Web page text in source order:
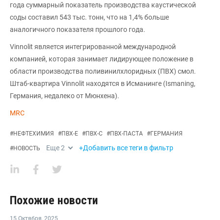
года суммарный показатель производства каустической
соды составил 543 тыс. тонн, что на 1,4% больше
аналогичного показателя прошлого года.
Vinnolit является интегрированной международной
компанией, которая занимает лидирующее положение в
области производства поливинилхлоридных (ПВХ) смол.
Штаб-квартира Vinnolit находятся в Исманинге (Ismaning,
Германия, недалеко от Мюнхена).
MRC
#НЕФТЕХИМИЯ #ПВХ-Е #ПВХ-С #ПВХ-ПАСТА #ГЕРМАНИЯ
#НОВОСТЬ Еще2 +Добавить все теги в фильтр
Похожие новости
15 Октября, 2025